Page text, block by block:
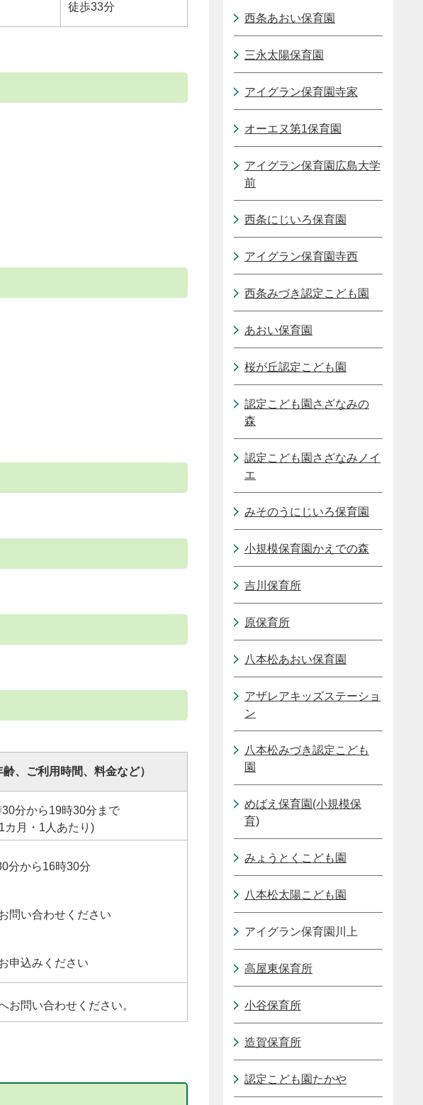
徒歩33分
、ご利用時間、料金など）
分から19時30分まで
カ月・1人あたり)
分から16時30分
問い合わせください
申込みください
お問い合わせください。
西条あおい保育園
三永太陽保育園
アイグラン保育園寺家
オーエヌ第1保育園
アイグラン保育園広島大学
前
西条にじいろ保育園
アイグラン保育園寺西
西条みづき認定こども園
あおい保育園
桜が丘認定こども園
認定こども園さざなみの
森
認定こども園さざなみノイ
エ
みそのうにじいろ保育園
小規模保育園かえでの森
吉川保育所
原保育所
八本松あおい保育園
アザレアキッズステーショ
ン
八本松みづき認定こども
園
めばえ保育園(小規模保
育)
みょうとくこども園
八本松太陽こども園
アイグラン保育園川上
高屋東保育所
小谷保育所
造賀保育所
認定こども園たかや